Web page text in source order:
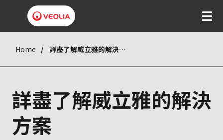
Home 詳盡了解威立雅的解決方案
詳盡了解威立雅的解決
方案